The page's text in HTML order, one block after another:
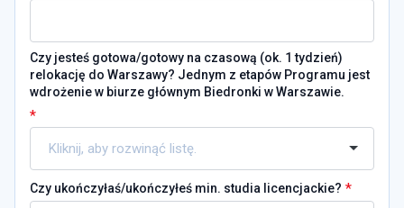
Czy jesteś gotowa/gotowy na czasową (ok. 1 tydzień)
relokację do Warszawy? Jednym z etapów Programu jest
wdrożenie w biurze głównym Biedronki w Warszawie.
*
Czy ukończyłaś/ukończyłeś min. studia licencjackie? *